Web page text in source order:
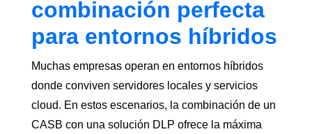
combinación perfecta
para entornos híbridos
Muchas empresas operan en entornos híbridos
donde conviven servidores locales y servicios
cloud. En estos escenarios, la combinación de un
CASB con una solución DLP ofrece la máxima